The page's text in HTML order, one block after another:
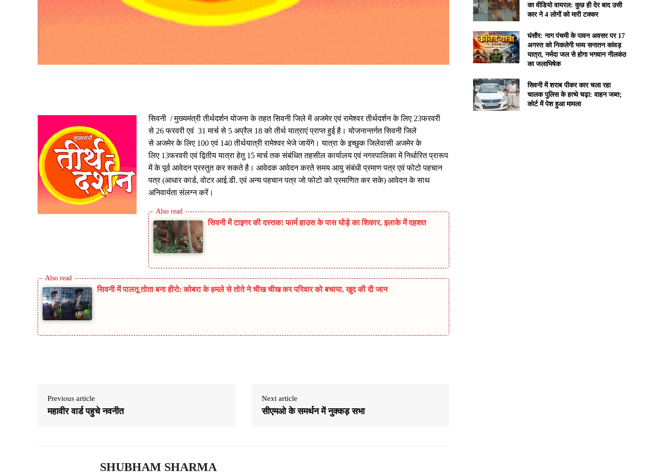
सिवनी /मुख्यमंत्री तीर्थदर्शन योजना के तहत सिवनी जिले में अजमेर एवं रामेश्वर तीर्थदर्शन के लिए 23फरवरी
से 26फरवरी एवं 31 मार्च से 5 अप्रैल 18को तीर्थ यात्राएं प्राप्त हुई है। योजनान्तर्गत सिवनी जिले
से अजमेरके लिए 100एवं 140तीर्थयात्री रामेश्वर भेजे जायेंगे। यात्रा के इच्छुक जिलेवासी अजमेरके
लिए 13फरवरी एवं द्वितीय यात्रा हेतु 15मार्च तक संबंधित तहसील कार्यालय एवं नगरपालिका में निर्धारित प्रारूप
में के पूर्व आवेदन प्रस्तुत कर सकते है। आवेदक आवेदन करते समय आयु संबंधी प्रमाण पत्र एवं फोटो पहचान
पत्र (आधार कार्ड,वोटर आई.डी. एवं अन्य पहचान पत्र जो फोटो को प्रमाणित कर सके) आवेदन के साथ
अनिवार्यता संलग्न करें।
सिवनी में टाइगर की दस्तक! फार्म हाउस के पास घोड़े का शिकार, इलाके में दहशत
सिवनी में पालतू तोता बना हीरो: कोबरा के हमले से तोते ने चीख चीख कर परिवार को बचाया, खुद की दी जान
Previous article
महावीर वार्ड पहुचे नवनीत
Next article
सीएमओ के समर्थन में नुक्कड़ सभा
SHUBHAM SHARMA
का वीडियो वायरल: कुछ ही देर बाद उसी
कार ने 4 लोगों को मारी टक्कर
घंसौर: नाग पंचमी के पावन अवसर पर 17
अगस्त को निकलेगी भव्य सनातन कांवड़
यात्रा, नर्मदा जल से होगा भगवान नीलकंठ
का जलाभिषेक
सिवनी में शराब पीकर कार चला रहा
चालक पुलिस के हत्थे चढ़ा: वाहन जब्त;
कोर्ट में पेश हुआ मामला